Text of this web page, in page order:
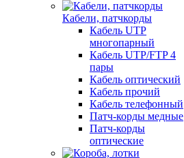
Кабели, патчкорды
Кабель UTP
многопарный
Кабель UTP/FTP 4
пары
Кабель оптический
Кабель прочий
Кабель телефонный
Патч-корды медные
Патч-корды
оптические